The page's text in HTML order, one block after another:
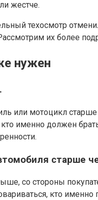
жестче.
техосмотр
их более
нужен
или мотоцикл старше
кто именно должен
старше
со стороны
кто именно